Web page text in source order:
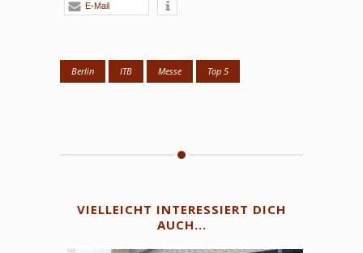
E-Mail
Berlin ITB Messe Top 5
VIELLEICHT INTERESSIERT DICH
AUCH...